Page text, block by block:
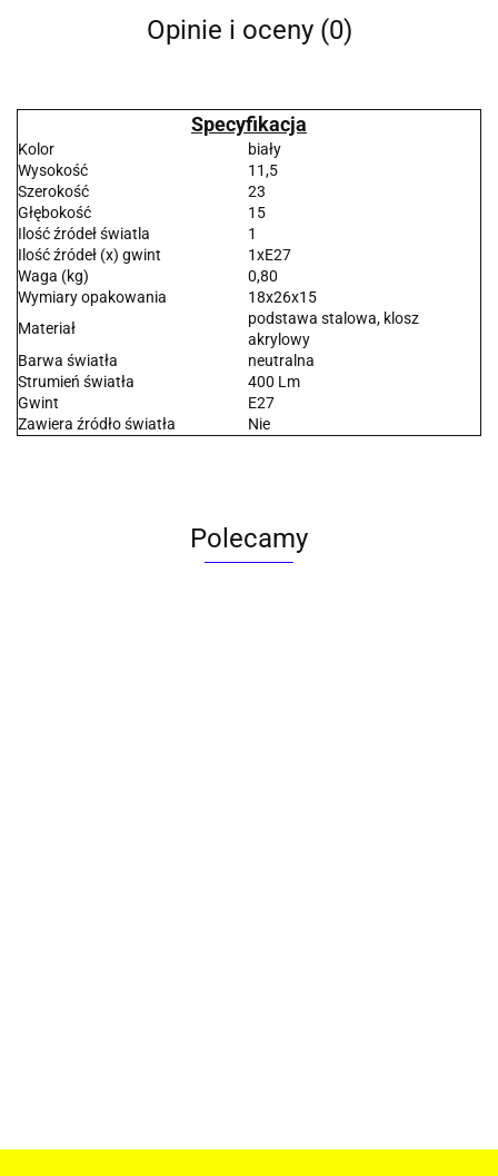
Opinie i oceny (0)
Specyfikacja
Kolor
biały
Wysokość
11,5
Szerokość
23
Głębokość
15
Ilość źródeł światla
1
Ilość źródeł (x) gwint
1xE27
Waga (kg)
0,80
Wymiary opakowania
18x26x15
Materiał
podstawa stalowa, klosz
akrylowy
Barwa światła
neutralna
Strumień światła
400 Lm
Gwint
E27
Zawiera źródło światła
Nie
Polecamy